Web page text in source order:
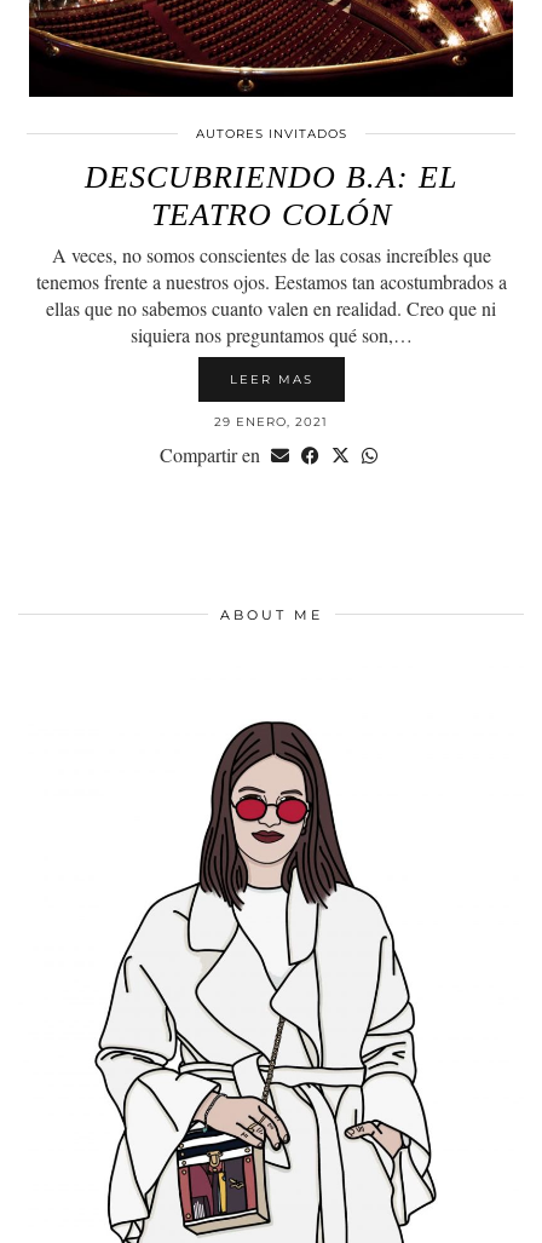
AUTORES INVITADOS
DESCUBRIENDO B.A: EL
TEATRO COLÓN
A veces, no somos conscientes de las cosas increíbles que
tenemos frente a nuestros ojos. Eestamos tan acostumbrados a
ellas que no sabemos cuanto valen en realidad. Creo que ni
siquiera nos preguntamos qué son,…
LEER MAS
29 ENERO, 2021
Compartir en
ABOUT ME